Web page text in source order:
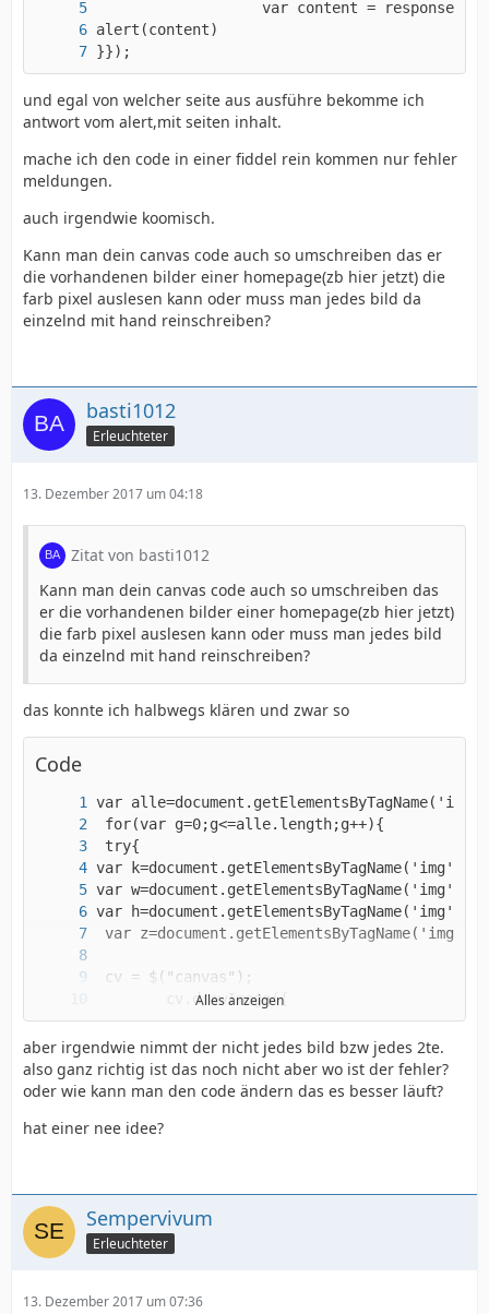
}});
und egal von welcher seite aus ausführe bekomme ich
antwort vom alert,mit seiten inhalt.
mache ich den code in einer fiddel rein kommen nur fehler
meldungen.
auch irgendwie koomisch.
Kann man dein canvas code auch so umschreiben das er
die vorhandenen bilder einer homepage(zb hier jetzt) die
farb pixel auslesen kann oder muss man jedes bild da
einzelnd mit hand reinschreiben?
basti1012
Erleuchteter
13. Dezember 2017 um 04:18
Zitat von basti1012
Kann man dein canvas code auch so umschreiben das
er die vorhandenen bilder einer homepage(zb hier jetzt)
die farb pixel auslesen kann oder muss man jedes bild
da einzelnd mit hand reinschreiben?
das konnte ich halbwegs klären und zwar so
Code
Alles anzeigen
aber irgendwie nimmt der nicht jedes bild bzw jedes 2te.
also ganz richtig ist das noch nicht aber wo ist der fehler?
oder wie kann man den code ändern das es besser läuft?
hat einer nee idee?
Sempervivum
Erleuchteter
13. Dezember 2017 um 07:36